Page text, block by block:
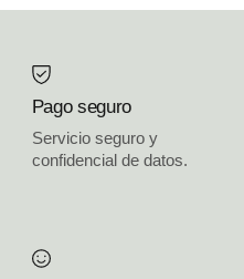
Pago seguro
Servicio seguro y
confidencial de datos.